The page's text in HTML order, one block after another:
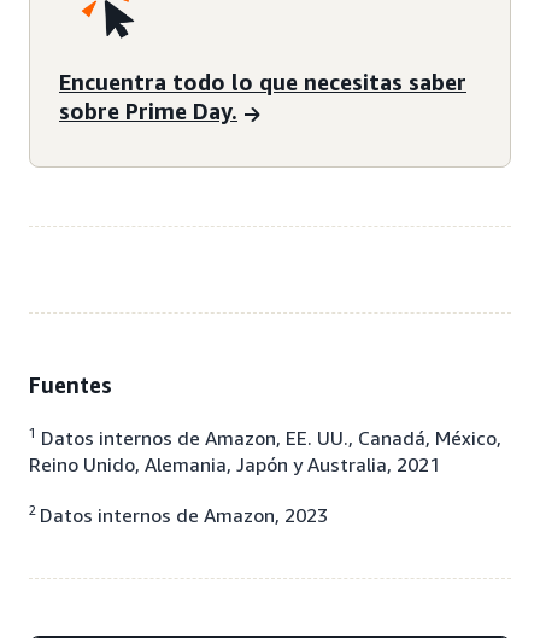
Encuentra todo lo que necesitas saber
sobre Prime Day.
Fuentes
1 Datos internos de Amazon, EE. UU., Canadá, México,
Reino Unido, Alemania, Japón y Australia, 2021
2 Datos internos de Amazon, 2023